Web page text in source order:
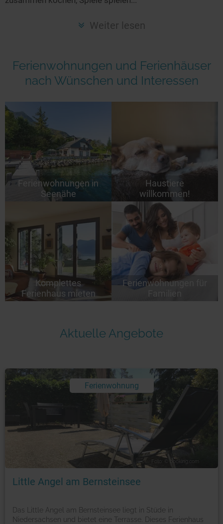
Glamping
Seen in Europa
Niederlande
Norwegen
alle Länder…
Weiter lesen
Ferienwohnungen und Ferienhäuser
nach Wünschen und Interessen
Ferienwohnungen in
Seenähe
Haustiere
willkommen!
Komplettes
Ferienhaus mieten
Ferienwohnungen für
Familien
Aktuelle Angebote
Ferienwohnung
Foto: © booking.com
Little Angel am Bernsteinsee
Das Little Angel am Bernsteinsee liegt in Stüde in
Niedersachsen und bietet eine Terrasse. Dieses Ferienhaus